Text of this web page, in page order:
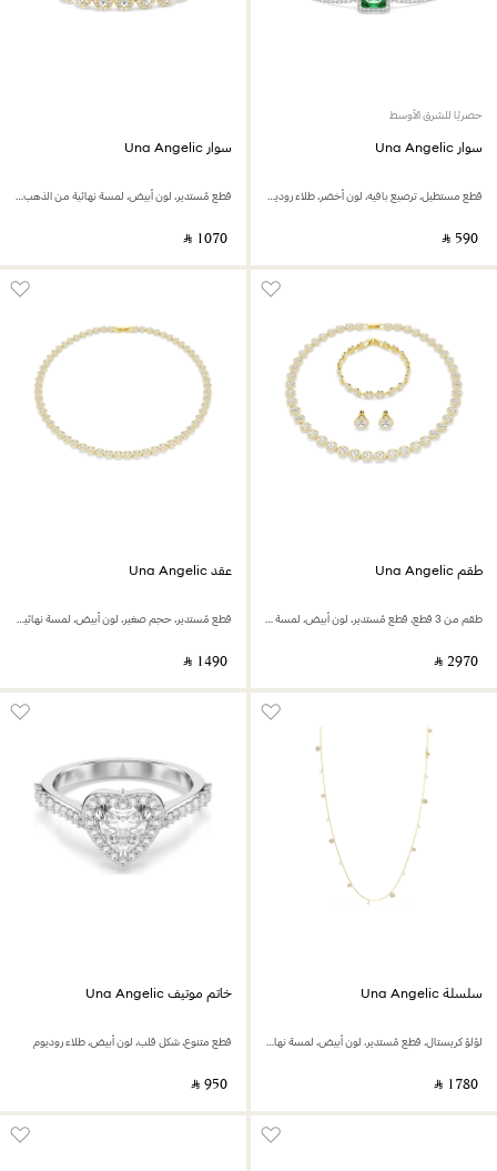
حصريًا للشرق الأوسط
سوار Una Angelic
قطع مستطيل، ترصيع بافيه، لون أخضر، طلاء روديوم
‎ ⃁ ⁦590⁩ ‎
سوار Una Angelic
قطع مُستدير، لون أبيض، لمسة نهائية من الذهب عيار 18 قيراط
‎ ⃁ ⁦1070⁩ ‎
طقم Una Angelic
طقم من 3 قطع، قطع مُستدير، لون أبيض، لمسة نهائية من الذهب عيار 18 قيراط
‎ ⃁ ⁦2970⁩ ‎
عقد Una Angelic
قطع مُستدير، حجم صغير، لون أبيض، لمسة نهائية من الذهب عيار 18 قيراط
‎ ⃁ ⁦1490⁩ ‎
سلسلة Una Angelic
لؤلؤ كريستال، قطع مُستدير، لون أبيض، لمسة نهائية من الذهب عيار 18 قيراط
‎ ⃁ ⁦1780⁩ ‎
خاتم موتيف Una Angelic
قطع متنوع، شكل قلب، لون أبيض، طلاء روديوم
‎ ⃁ ⁦950⁩ ‎